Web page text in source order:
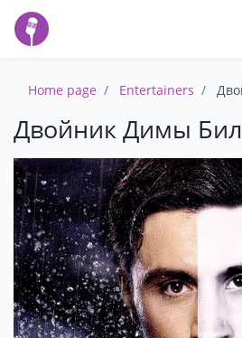
Home page Entertainers
Двойник Димы